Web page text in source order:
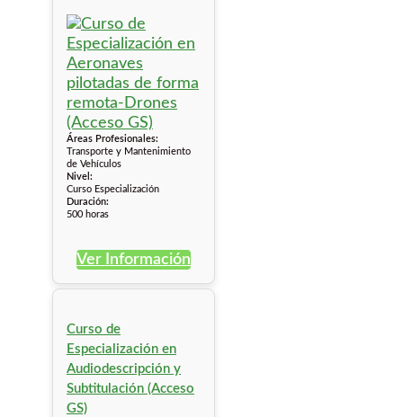
Áreas Profesionales:
Transporte y Mantenimiento
de Vehículos
Nivel:
Curso Especialización
Duración:
500 horas
Ver Información
Curso de
Especialización en
Audiodescripción y
Subtitulación (Acceso
GS)